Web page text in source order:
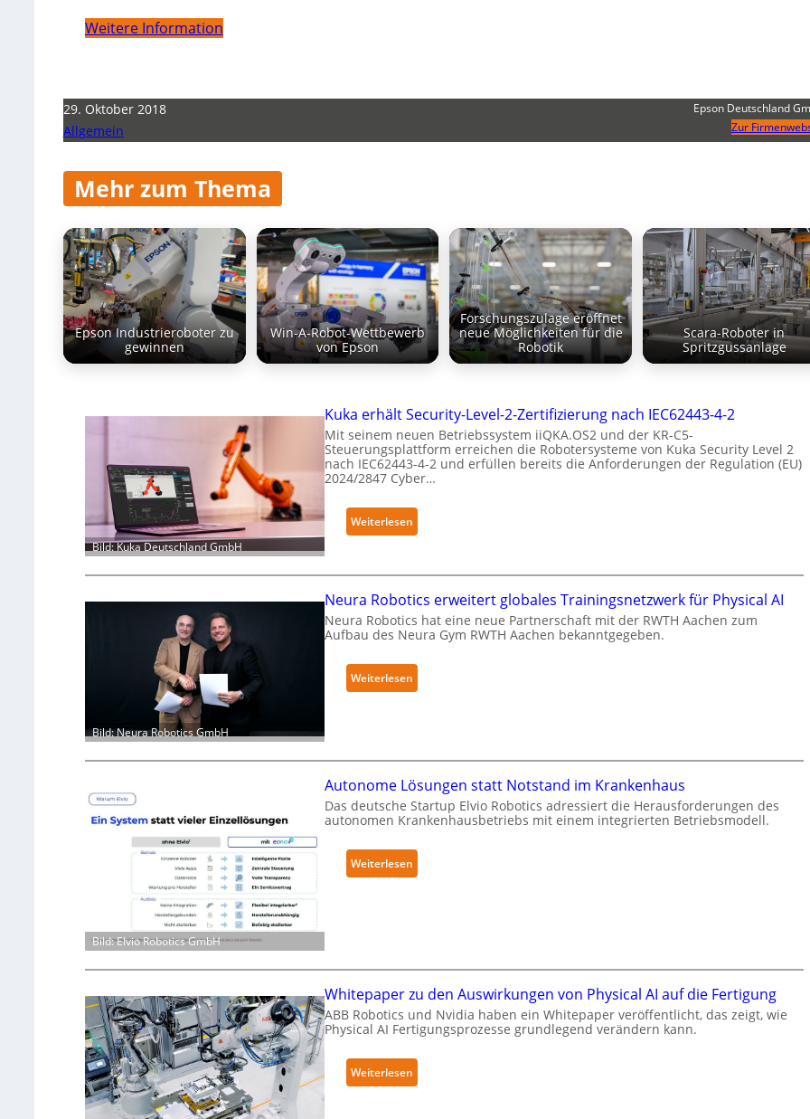
Weitere Information
29. Oktober 2018
Allgemein
Epson Deutschland
Zur
Mehr zum Thema
Epson Industrieroboter zu
gewinnen
Win-A-Robot-Wettbewerb
von Epson
Forschungszulage eröffnet
neue Möglichkeiten für die
Robotik
Scara-Roboter in
Spritzgussanlage
Bild: Kuka Deutschland GmbH
Kuka erhält Security-Level-2-Zertifizierung nach IEC62443-4-2
Mit seinem neuen Betriebssystem iiQKA.OS2 und der KR-C5-
Steuerungsplattform erreichen die Robotersysteme von Kuka Security Level 2
nach IEC62443-4-2 und erfüllen bereits die Anforderungen der Regulation (EU)
2024/2847 Cyber…
Weiterlesen:
K
k
a
e
r
l
u
r
i
y
-
-
2
-
e
r
Bild: Neura Robotics GmbH
Neura Robotics erweitert globales Trainingsnetzwerk für Physical AI
Neura Robotics hat eine neue Partnerschaft mit der RWTH Aachen zum
Aufbau des Neura Gym RWTH Aachen bekanntgegeben.
Weiterlesen:
N
R
o
b
o
t
e
i
t
e
r
Bild: Elvio Robotics GmbH
Autonome Lösungen statt Notstand im Krankenhaus
Das deutsche Startup Elvio Robotics adressiert die Herausforderungen des
autonomen Krankenhausbetriebs mit einem integrierten Betriebsmodell.
Weiterlesen:
A
m
e
L
s
u
Whitepaper zu den Auswirkungen von Physical AI auf die Fertigung
ABB Robotics und Nvidia haben ein Whitepaper veröffentlicht, das zeigt, wie
Physical AI Fertigungsprozesse grundlegend verändern kann.
Weiterlesen:
W